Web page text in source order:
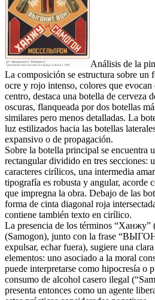
Análisis de la
La composición se estructura sobre un
ocre y rojo intenso, colores que
centro, destaca una botella de cerveza
oscuras, flanqueada por dos botellas
similares pero menos detalladas. La
luz estilizados hacia las botellas
expansivo o de propagación.
Sobre la botella principal se encuentra
rectangular dividido en tres secciones:
caracteres cirílicos, una intermedia
tipografía es robusta y angular, acorde
que impregna la obra. Debajo de las
forma de cinta diagonal roja
contiene también texto en cirílico.
La presencia de los términos
(Samogon), junto con la frase
expulsar, echar fuera), sugiere una
elementos: uno asociado a la moral
puede interpretarse como hipocresía o
consumo de alcohol casero ilegal
presenta entonces como un agente